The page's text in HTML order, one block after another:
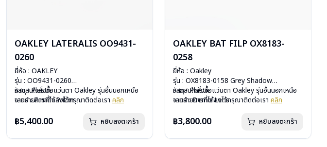
OAKLEY LATERALIS OO9431-
0260
ยี่ห้อ : OAKLEY
รุ่น : OO9431-0260
วัสดุ : Plastic
เลนส์ : สีเทาดำ Prizm
น้ำหนัก : 27 กรัม
การรับประกัน :ประกันศูนย์ Luxottica 2 ปี
หากสนใจสั่งชื้อแว่นตา Oakley รุ่นอื่นนอกเหนือ
จากรายการที่ได้ลงไว้กรุณาติดต่อเรา คลิก
฿5,400.00 หยิบลงตะกร้า
OAKLEY BAT FILP OX8183-
0258
ยี่ห้อ : Oakley
รุ่น : OX8183-0158 Grey Shadow
วัสดุ : Plastic
เลนส์ : Demo Lens
น้ำหนัก : 18 กรัม
การรับประกัน : ประกันศูนย์ Luxottica 2 ปี
หากสนใจสั่งชื้อแว่นตา Oakley รุ่นอื่นนอกเหนือ
จากรายการที่ได้ลงไว้กรุณาติดต่อเรา คลิก
฿3,800.00 หยิบลงตะกร้า